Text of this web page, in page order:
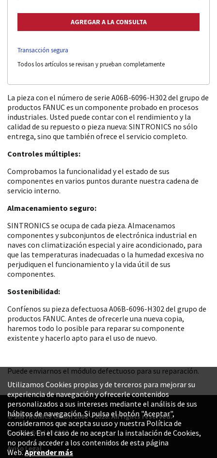
Transacción segura
Todos los artículos se revisan y prueban completamente
La pieza con el número de serie A06B-6096-H302 del grupo de
productos FANUC es un componente probado en procesos
industriales. Usted puede contar con el rendimiento y la
calidad de su repuesto o pieza nueva: SINTRONICS no sólo
entrega, sino que también ofrece el servicio completo.
Controles múltiples:
Comprobamos la funcionalidad y el estado de sus
componentes en varios puntos durante nuestra cadena de
servicio interno.
Almacenamiento seguro:
SINTRONICS se ocupa de cada pieza. Almacenamos
componentes y subconjuntos de electrónica industrial en
naves con climatización especial y aire acondicionado, para
que las temperaturas inadecuadas o la humedad excesiva no
perjudiquen el funcionamiento y la vida útil de sus
componentes.
Sostenibilidad:
Confíenos su pieza defectuosa A06B-6096-H302 del grupo de
productos FANUC. Antes de ofrecerle una nueva copia,
haremos todo lo posible para reparar su componente
existente y hacerlo apto para el uso de nuevo.
Puede enviarnos el módulo defectuoso para su reparación.
© SINTRONICS GmbH 2008 – 2026. All rights reserved.
+52 1 844 119 8800
Aviso Legal
Utilizamos Cookies propias y de terceros para mejorar su
experiencia de navegación y ofrecerle contenidos
personalizados a sus intereses mediante el análisis de sus
hábitos de navegación. Si pulsa el botón "Aceptar",
consideramos que acepta su uso y nuestra Política de
Cookies. En el caso de no aceptar la instalación de Cookies,
no podrá acceder a los contenidos de esta página
Web.Aprender más